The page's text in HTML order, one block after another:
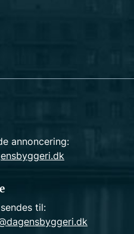
annoncering:
til: